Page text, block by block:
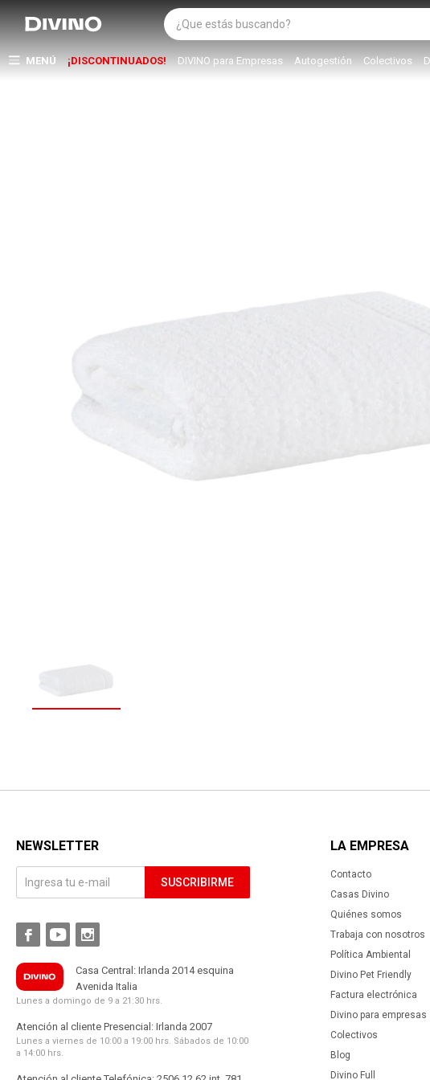
MENÚ ¡DISCONTINUADOS! DIVINO para Empresas Autogestión Colectivos
LA EMPRESA
Contacto
Casas Divino
Quiénes somos
Trabaja con nosotros
Política Ambiental
Divino Pet Friendly
Factura electrónica
Divino para empresas
Colectivos
Blog
Divino Full
NEWSLETTER
SUSCRIBIRME
  
Casa Central: Irlanda 2014 esquina
Avenida Italia
Lunes a domingo de 9 a 21:30 hrs.
Atención al cliente Presencial: Irlanda 2007
Lunes a viernes de 10:00 a 19:00 hrs. Sábados de 10:00
a 14:00 hrs.